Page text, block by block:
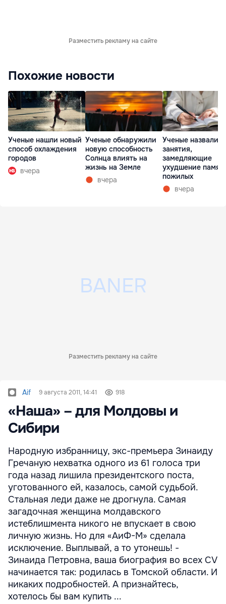
Разместить рекламу на сайте
Похожие новости
Ученые нашли новый
способ охлаждения
городов
вчера
Ученые обнаружили
новую способность
Солнца влиять на
жизнь на Земле
вчера
Ученые назвали
занятия,
замедляющие
ухудшение
пожилых
вчера
Разместить рекламу на сайте
Aif 9 августа 2011, 14:41 918
«Наша» – для Молдовы и
Сибири
Народную избранницу, экс-премьера Зинаиду
Гречаную нехватка одного из 61 голоса три
года назад лишила президентского поста,
уготованного ей, казалось, самой судьбой.
Стальная леди даже не дрогнула. Самая
загадочная женщина молдавского
истеблишмента никого не впускает в свою
личную жизнь. Но для «АиФ-М» сделала
исключение. Выплывай, а то утонешь! -
Зинаида Петровна, ваша биография во всех СV
начинается так: родилась в Томской области. И
никаких подробностей. А признайтесь,
хотелось бы вам купить ...